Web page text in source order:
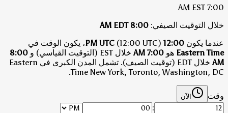
7:00 AM
EST
خلال التوقيت الصيفي: 8:00 AM
EDT
عندما يكون 12:00 PM UTC (12:00 UTC)، يكون الوقت في
Eastern Time هو 7:00 AM خلال EST (التوقيت القياسي) و 8:00
AMخلال EDT (توقيت الصيف) .
تشمل المدن الكبرى في Eastern
Time New York, Toronto, Washington, DC.
وقت الآن
: